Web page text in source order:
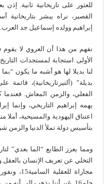
للعثور على تاريخانية ثانية. إذن
القصير، نراه يبشر
إبراهيم وولده إسماعيل جد العرب.
نفهم من هذا أن العروي لا يقوم
لنا بديلا لها هو أشبه ما يكون “بما
بديلة” (ألتيرتاريخانية)،
الفعلي، والزمن المعاش.
يهمه إبراهيم التاريخي، وإنما
اعتناق اليهودية والمسيحية،
بتأسيس دولة تملأ الدنيا والزمن
ومما يعزز الطابع “الما بعدي”
التخلي عن تعريف الإنسان بالعقل
مجاراة